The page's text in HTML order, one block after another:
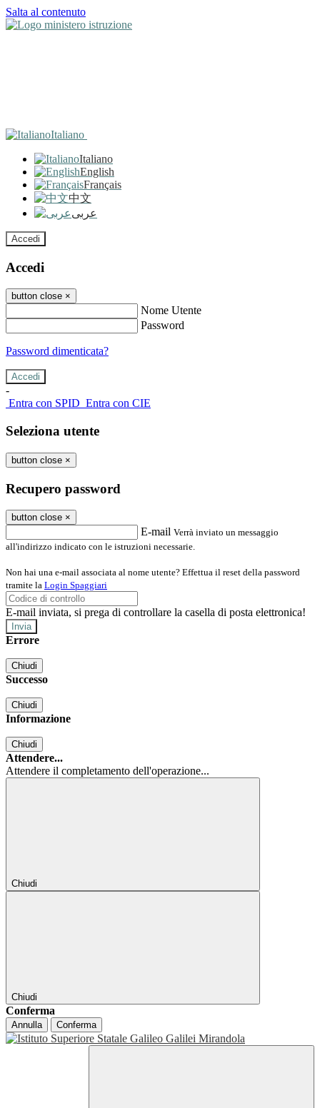
Salta al contenuto
Italiano
Italiano
English
Français
中文
عربى
Accedi
Accedi
button close ×
Nome Utente
Password
Password dimenticata?
-
Entra con SPID Entra con CIE
Seleziona utente
button close ×
Recupero password
button close ×
E-mail Verrà inviato un messaggio
all'indirizzo indicato con le istruzioni necessarie.
Non hai una e-mail associata al nome utente? Effettua il reset della password
tramite la Login Spaggiari
E-mail inviata, si prega di controllare la casella di posta elettronica!
Errore
Chiudi
Successo
Chiudi
Informazione
Chiudi
Attendere...
Attendere il completamento dell'operazione...
Chiudi
Chiudi
Conferma
Annulla Conferma